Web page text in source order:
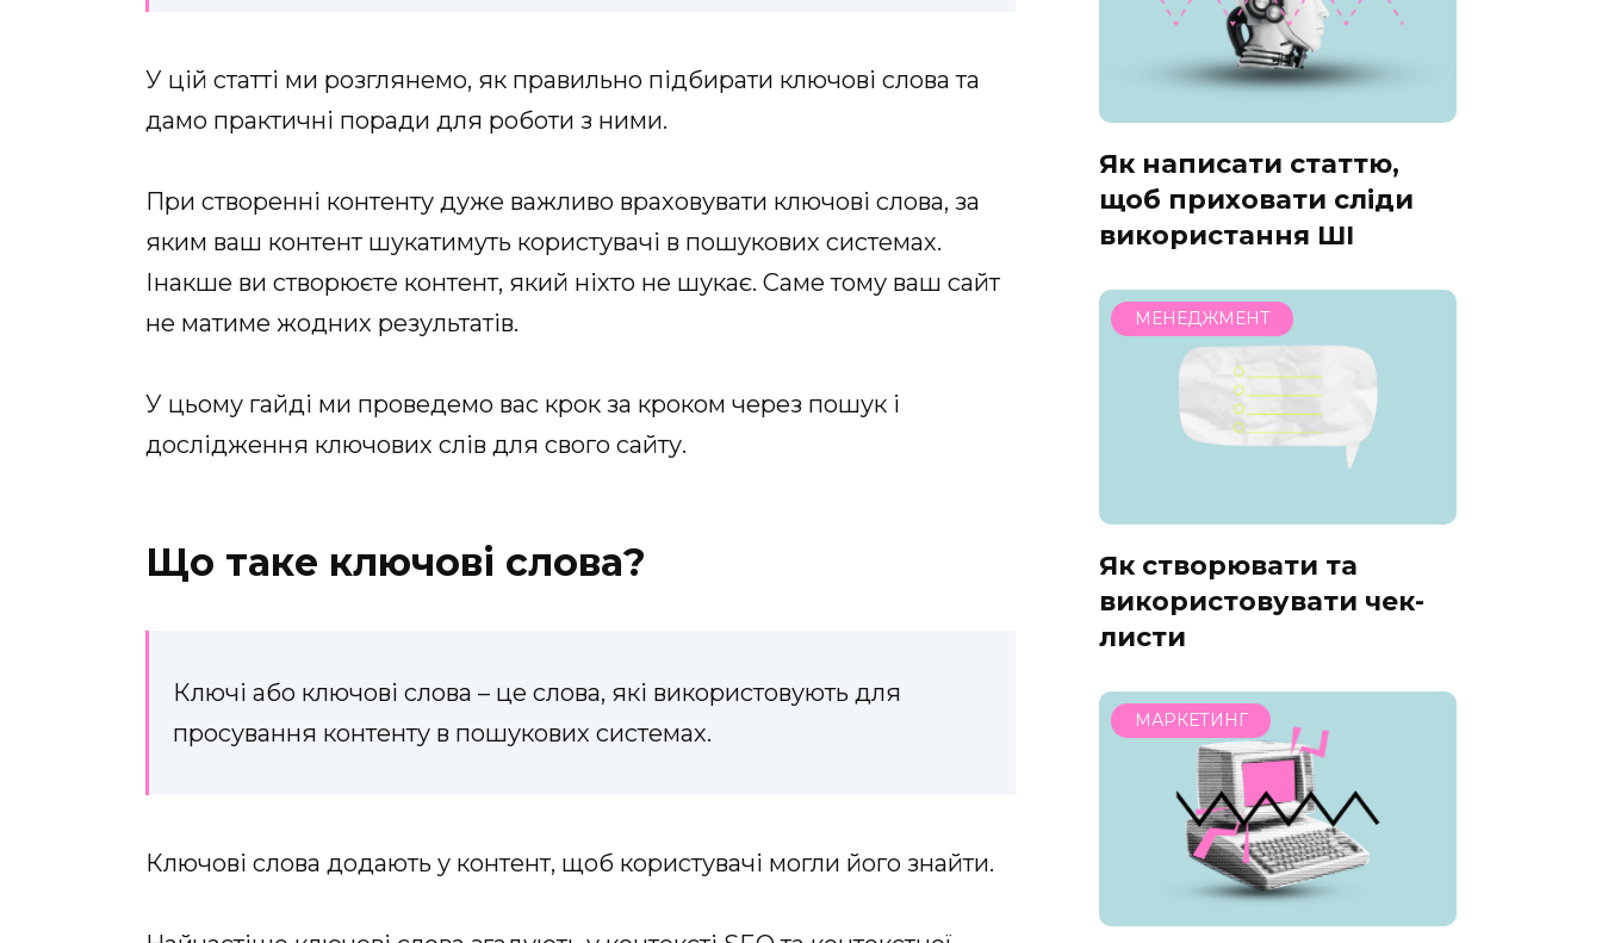
У цій статті ми розглянемо, як правильно підбирати ключові слова та
дамо практичні поради для роботи з ними.
При створенні контенту дуже важливо враховувати ключові слова, за
яким ваш контент шукатимуть користувачі в пошукових системах.
Інакше ви створюєте контент, який ніхто не шукає. Саме тому ваш сайт
не матиме жодних результатів.
У цьому гайді ми проведемо вас крок за кроком через пошук і
дослідження ключових слів для свого сайту.
Що таке ключові слова?
Ключі або ключові слова – це слова, які використовують для
просування контенту в пошукових системах.
Ключові слова додають у контент, щоб користувачі могли його знайти.
Як написати статтю,
щоб приховати сліди
використання ШІ
МЕНЕДЖМЕНТ
Як створювати та
використовувати чек-
листи
МАРКЕТИНГ